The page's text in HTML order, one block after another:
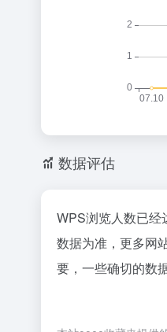
数据评估
WPS浏览人数已经
数据为准，更多网
要，一些确切的数